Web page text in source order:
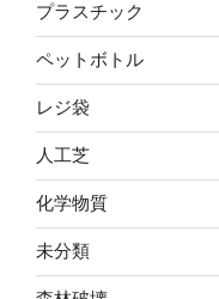
プラスチック
ペットボトル
レジ袋
人工芝
化学物質
未分類